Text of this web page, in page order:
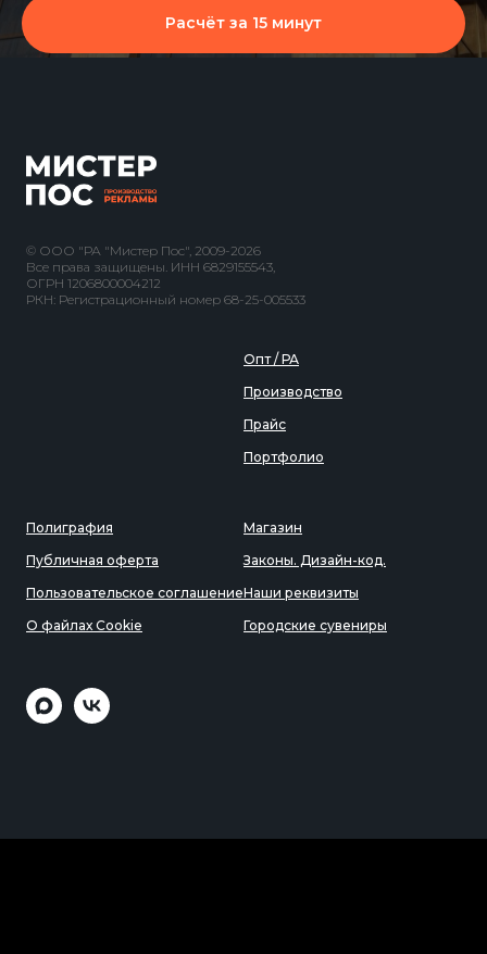
Расчёт за 15 минут
© ООО "РА "Мистер Пос", 2009-2026
Все права защищены. ИНН 6829155543,
ОГРН 1206800004212
РКН: Регистрационный номер 68-25-005533
Опт / РА
Производство
Прайс
Портфолио
Полиграфия
Публичная оферта
Пользовательское соглашение
О файлах Cookie
Магазин
Законы. Дизайн-код.
Наши реквизиты
Городские сувениры